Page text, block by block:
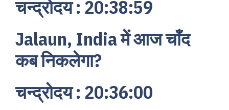
चन्द्रोदय : 20:38:59
Jalaun, India में आज चाँद
कब निकलेगा?
चन्द्रोदय : 20:36:00